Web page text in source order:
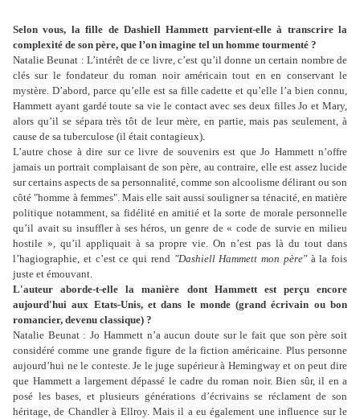
Selon vous, la fille de Dashiell Hammett parvient-elle à transcrire la
complexité de son père, que l’on imagine tel un homme tourmenté ?
Natalie Beunat : L’intérêt de ce livre, c’est qu’il donne un certain nombre de
clés sur le fondateur du roman noir américain tout en en conservant le
mystère. D’abord, parce qu’elle est sa fille cadette et qu’elle l’a bien connu,
Hammett ayant gardé toute sa vie le contact avec ses deux filles Jo et Mary,
alors qu’il se sépara très tôt de leur mère, en partie, mais pas seulement, à
cause de sa tuberculose (il était contagieux).
L’autre chose à dire sur ce livre de souvenirs est que Jo Hammett n’offre
jamais un portrait complaisant de son père, au contraire, elle est assez lucide
sur certains aspects de sa personnalité, comme son alcoolisme délirant ou son
côté "homme à femmes". Mais elle sait aussi souligner sa ténacité, en matière
politique notamment, sa fidélité en amitié et la sorte de morale personnelle
qu’il avait su insuffler à ses héros, un genre de « code de survie en milieu
hostile », qu’il appliquait à sa propre vie. On n’est pas là du tout dans
l’hagiographie, et c’est ce qui rend "Dashiell Hammett mon père"à la fois
juste et émouvant.
L'auteur aborde-t-elle la manière dont Hammett est perçu encore
aujourd'hui aux Etats-Unis, et dans le monde (grand écrivain ou bon
romancier, devenu classique) ?
Natalie Beunat : Jo Hammett n’a aucun doute sur le fait que son père soit
considéré comme une grande figure de la fiction américaine. Plus personne
aujourd’hui ne le conteste. Je le juge supérieur à Hemingway et on peut dire
que Hammett a largement dépassé le cadre du roman noir. Bien sûr, il en a
posé les bases, et plusieurs générations d’écrivains se réclament de son
héritage, de Chandler à Ellroy. Mais il a eu également une influence sur le